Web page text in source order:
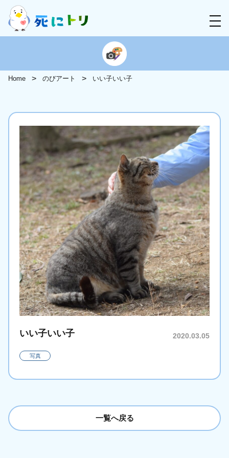
Home のびアート いい子いい子
いい子いい子 2020.03.05
写真
一覧へ戻る